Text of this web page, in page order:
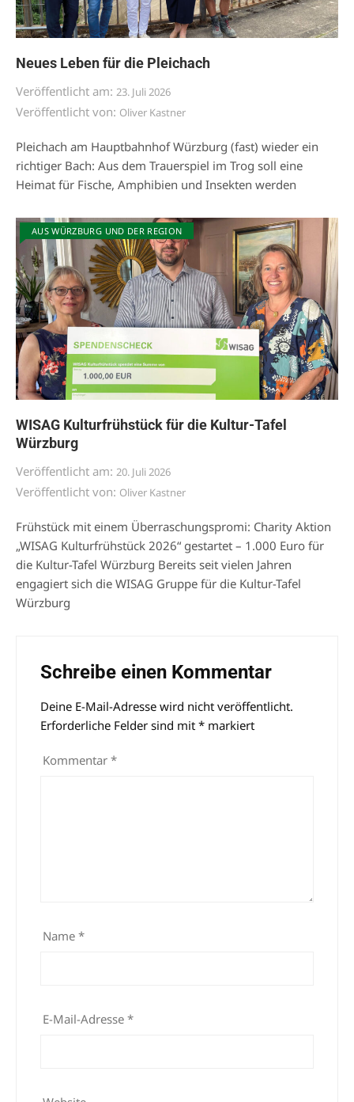
Neues Leben für die Pleichach
Veröffentlicht am: 23. Juli 2026
Veröffentlicht von: Oliver Kastner
Pleichach am Hauptbahnhof Würzburg (fast) wieder ein
richtiger Bach: Aus dem Trauerspiel im Trog soll eine
Heimat für Fische, Amphibien und Insekten werden
AUS WÜRZBURG UND DER REGION
WISAG Kulturfrühstück für die Kultur-Tafel
Würzburg
Veröffentlicht am: 20. Juli 2026
Veröffentlicht von: Oliver Kastner
Frühstück mit einem Überraschungspromi: Charity Aktion
„WISAG Kulturfrühstück 2026“ gestartet – 1.000 Euro für
die Kultur-Tafel Würzburg Bereits seit vielen Jahren
engagiert sich die WISAG Gruppe für die Kultur-Tafel
Würzburg
Schreibe einen Kommentar
Deine E-Mail-Adresse wird nicht veröffentlicht.
Erforderliche Felder sind mit * markiert
Kommentar *
Name *
E-Mail-Adresse *
Alternative: